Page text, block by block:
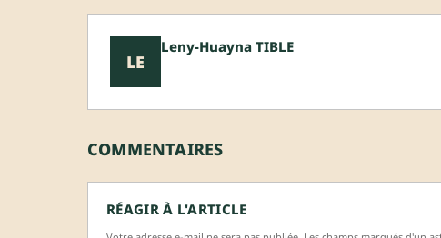
LE
Leny-Huayna TIBLE
COMMENTAIRES
RÉAGIR À L'ARTICLE